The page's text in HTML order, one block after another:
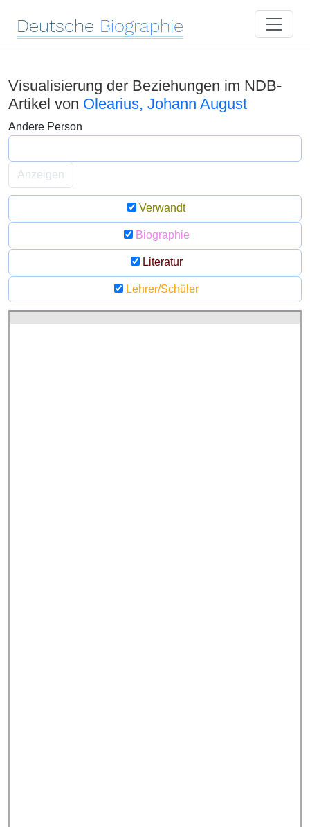
Deutsche Biographie
Visualisierung der Beziehungen im NDB-
Artikel von Olearius, Johann August
Andere Person
Anzeigen
Verwandt
Biographie
Literatur
Lehrer/Schüler